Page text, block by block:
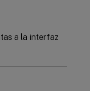
a la interfaz